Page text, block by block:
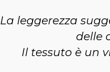
La leggerezza
delle
Il tessuto è un